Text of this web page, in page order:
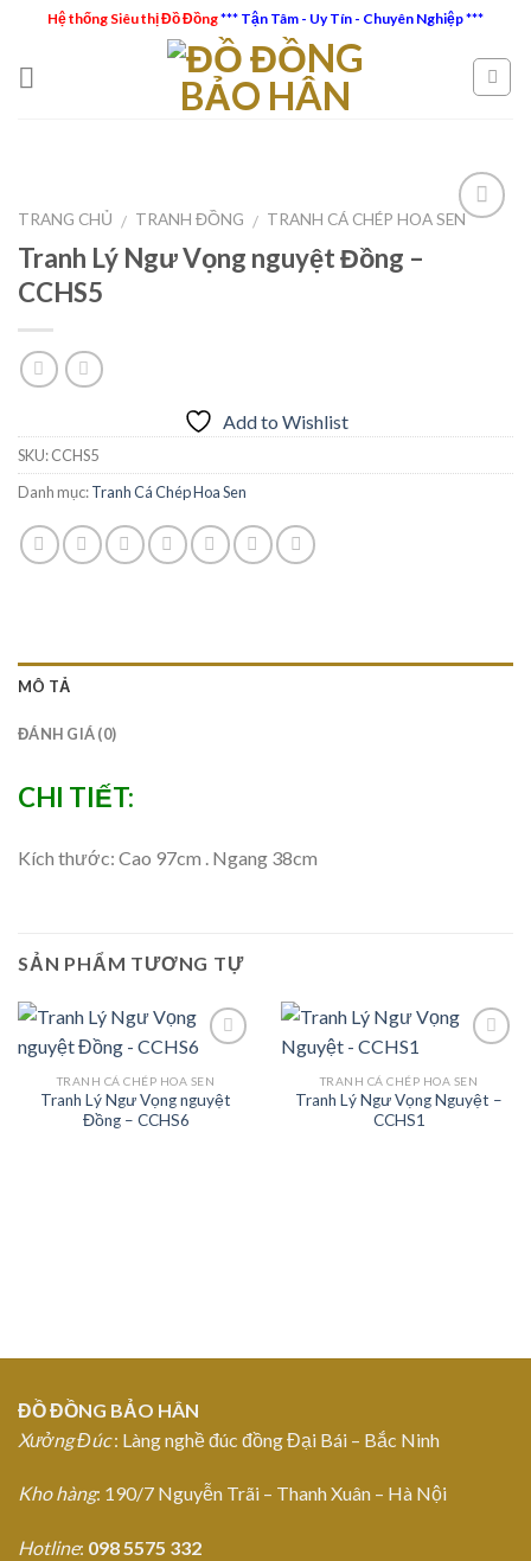
content
Hệ thống Siêu thị Đồ Đồng*** Tận Tâm - Uy Tín - Chuyên Nghiệp ***
TRANG CHỦ / TRANH ĐỒNG / TRANH CÁ CHÉP HOA SEN
Tranh Lý Ngư Vọng nguyệt Đồng –
CCHS5
Add to Wishlist
SKU:CCHS5
Danh mục:Tranh Cá Chép Hoa Sen
MÔ TẢ
ĐÁNH GIÁ (0)
CHI TIẾT:
Kích thước: Cao 97cm . Ngang 38cm
SẢN PHẨM TƯƠNG TỰ
Add to
TRANH CÁ CHÉP HOA SEN
Tranh Lý Ngư Vọng nguyệt
Đồng – CCHS6
Add to
TRANH CÁ CHÉP HOA SEN
Tranh Lý Ngư Vọng Nguyệt –
CCHS1
ĐỒ ĐỒNG BẢO HÂN
Xưởng Đúc: Làng nghề đúc đồng Đại Bái – Bắc Ninh
Kho hàng: 190/7 Nguyễn Trãi – Thanh Xuân – Hà Nội
Hotline: 098 5575 332